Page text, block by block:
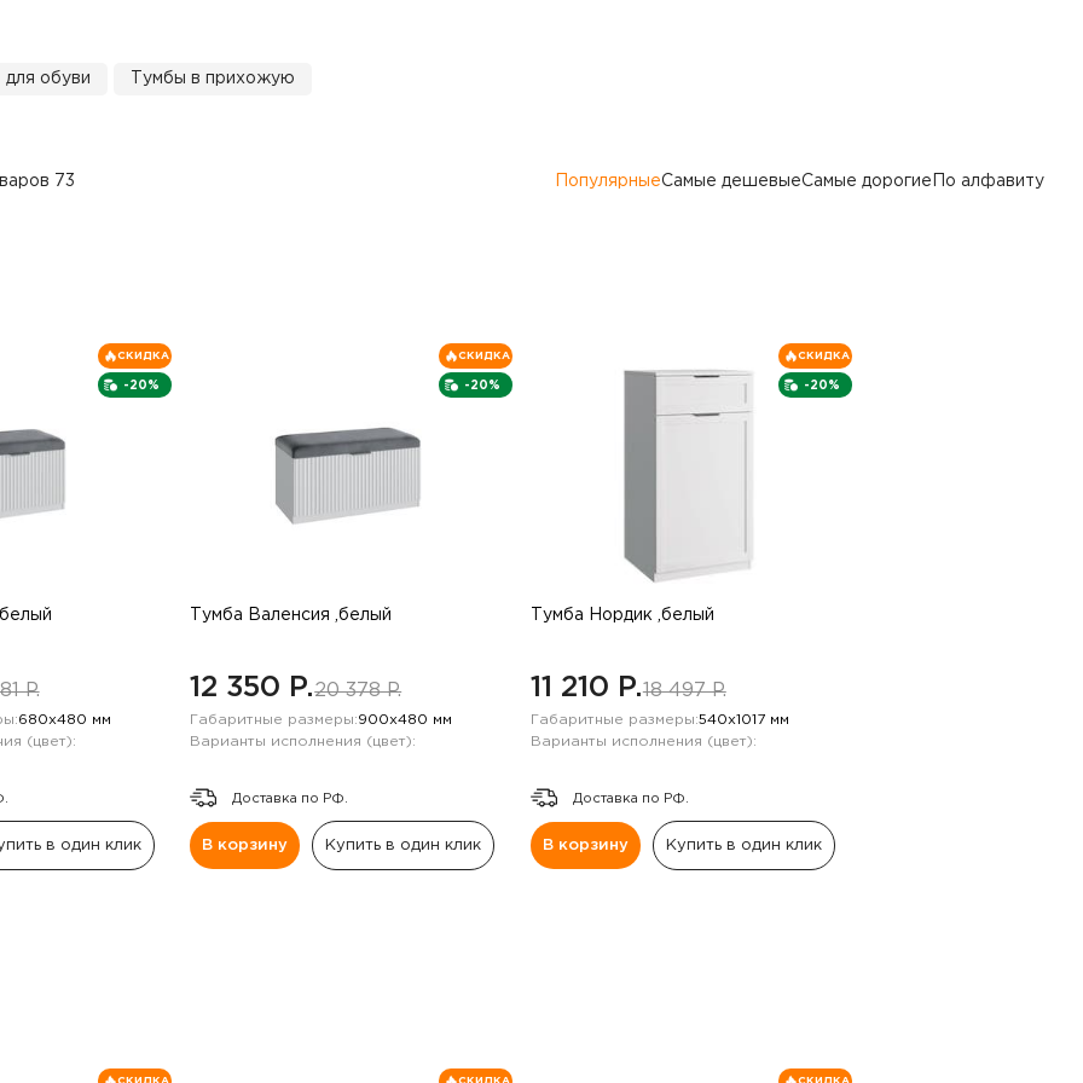
обуви Тумбы в прихожую
73 ПопулярныеСамые дешевыеСамые дорогие По алфавиту
-20%
СКИДКА
P.
680х480 мм
(цвет):
в один клик
-20%
СКИДКА
Тумба Валенсия ,белый
12 350 P.20 378 P.
Габаритные размеры:900х480 мм
Варианты исполнения (цвет):
Доставка по РФ.
В корзину Купить в один клик
-20%
СКИДКА
Тумба Нордик ,белый
11 210 P.18 497 P.
Габаритные размеры:540х1017 мм
Варианты исполнения (цвет):
Доставка по РФ.
В корзину Купить в один клик
СКИДКА СКИДКА СКИДКА